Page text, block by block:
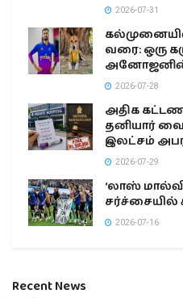
2026-07-31
வரை: ஒரு
2026-07-28
அதிக
தனியார்
இலட்சம்
2026-07-29
‘லாஸ்
சர்ச்சையில்
2026-07-16
Recent News